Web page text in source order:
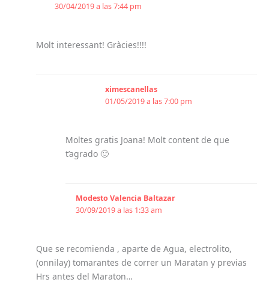
30/04/2019 a las 7:44 pm
Molt interessant! Gràcies!!!!
ximescanellas
01/05/2019 a las 7:00 pm
Moltes gratis Joana! Molt content de que
t’agrado 🙂
Modesto Valencia Baltazar
30/09/2019 a las 1:33 am
Que se recomienda , aparte de Agua, electrolito,
(onnilay) tomarantes de correr un Maratan y previas
Hrs antes del Maraton…